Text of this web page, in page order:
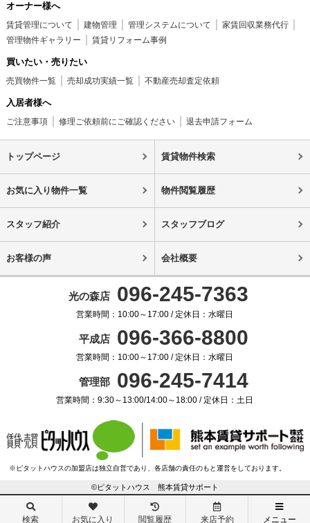
オーナー様へ
賃貸管理について 建物管理 管理システムについて
家賃回収業務代行
管理物件ギャラリー
賃貸リフォーム事例
買いたい・売りたい
売買物件一覧 売却成功実績一覧 不動産売却査定依頼
入居者様へ
ご注意事項 修理ご依頼前にご確認ください 退去申請フォーム
トップページ 賃貸物件検索
お気に入り物件一覧 物件閲覧履歴
スタッフ紹介 スタッフブログ
お客様の声 会社概要
光の森店 096-245-7363
営業時間：10:00～17:00 / 定休日：水曜日
平成店 096-366-8800
営業時間：10:00～17:00 / 定休日：水曜日
管理部 096-245-7414
営業時間：9:30～13:00/14:00～18:00 / 定休日：土日
※ピタットハウスの加盟店は独立自営であり、各店舗の責任のもと運営をしております。
©ピタットハウス 熊本賃貸サポート
検索 お気に入り 閲覧履歴 来店予約 メニュー